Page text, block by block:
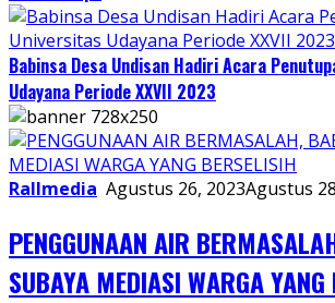
Babinsa Desa Undisan Hadiri Acara
Udayana Periode XXVII 2023
Rallmedia Agustus 26, 2023Agustus
PENGGUNAAN AIR
SUBAYA MEDIASI WARGA YANG